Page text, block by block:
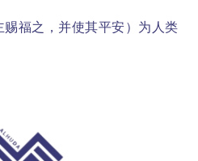
福之，并使其平安）为人类